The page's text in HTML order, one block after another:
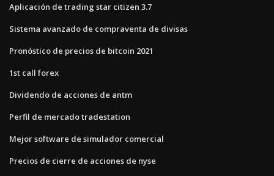
Aplicación de trading star citizen 3.7
Sistema avanzado de compraventa de divisas
Pronóstico de precios de bitcoin 2021
1st call forex
Dividendo de acciones de antm
Perfil de mercado tradestation
Mejor software de simulador comercial
Precios de cierre de acciones de nyse